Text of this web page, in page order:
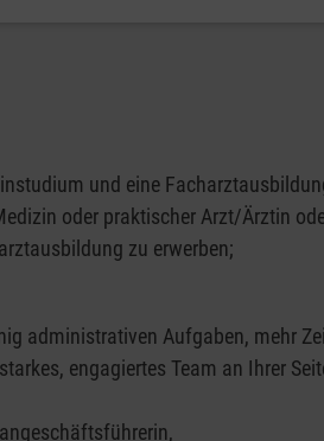
und eine
oder praktischer Arzt/Ärztin
zu erwerben;
administrativen Aufgaben, mehr
engagiertes Team an Ihrer